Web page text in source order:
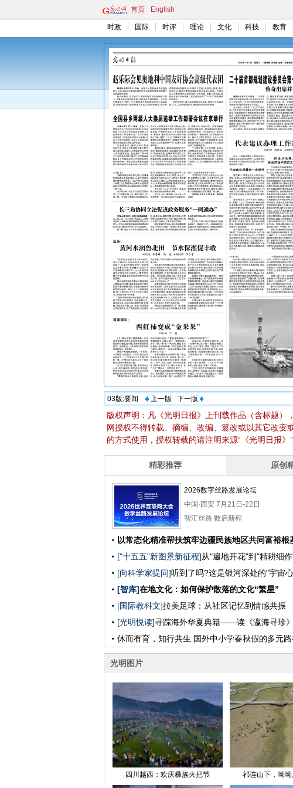
首页 English
时政 国际 时评 理论 文化 科技 教育
03版:要闻 上一版 下一版
版权声明：凡《光明日报》上刊载作品（含标题）
网授权不得转载、摘编、改编、篡改或以其它改变
的方式使用，授权转载的请注明来源“《光明日报》”